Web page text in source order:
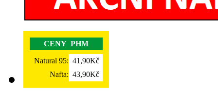
CENY PHM
Natural 95: 41,90Kč
Nafta: 43,90Kč